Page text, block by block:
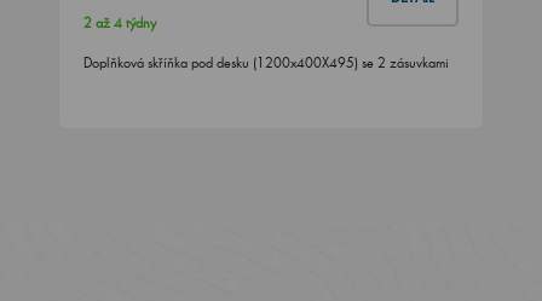
2 až 4 týdny
Doplňková skříňka pod desku (1200x400X495) se 2 zásuvkami